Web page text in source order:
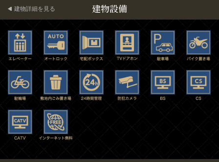
建物設備
建物詳細を見る